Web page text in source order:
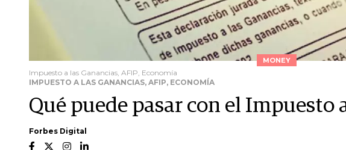
MONEY
Impuesto a las Ganancias, AFIP, Economía
IMPUESTO A LAS GANANCIAS, AFIP, ECONOMÍA
Qué puede pasar con el Impuesto
Forbes Digital